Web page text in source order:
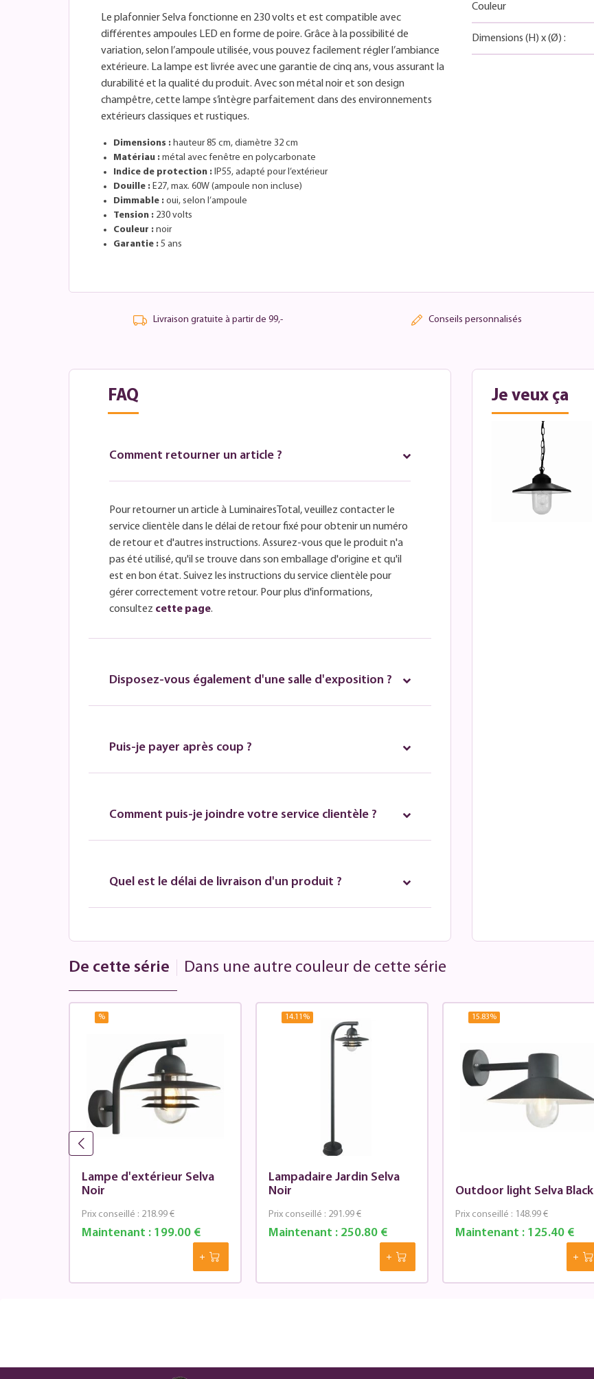
Le plafonnier Selva fonctionne en 230 volts et est compatible avec
différentes ampoules LED en forme de poire. Grâce à la possibilité de
variation, selon l’ampoule utilisée, vous pouvez facilement régler l’ambiance
extérieure. La lampe est livrée avec une garantie de cinq ans, vous assurant la
durabilité et la qualité du produit. Avec son métal noir et son design
champêtre, cette lampe s’intègre parfaitement dans des environnements
extérieurs classiques et rustiques.
Dimensions : hauteur 85 cm, diamètre 32 cm
Matériau : métal avec fenêtre en polycarbonate
Indice de protection : IP55, adapté pour l’extérieur
Douille : E27, max. 60W (ampoule non incluse)
Dimmable : oui, selon l’ampoule
Tension : 230 volts
Couleur : noir
Garantie : 5 ans
Couleur
Dimensions (H) x(Ø) :
Livraison gratuite à partir de 99,- Conseils personnalisés
FAQ
Comment retourner un article ?
Pour retourner un article à LuminairesTotal, veuillez contacter le
service clientèle dans le délai de retour fixé pour obtenir un numéro
de retour et d'autres instructions. Assurez-vous que le produit n'a
pas été utilisé, qu'il se trouve dans son emballage d'origine et qu'il
est en bon état. Suivez les instructions du service clientèle pour
gérer correctement votre retour. Pour plus d'informations,
consultez cette page.
Disposez-vous également d'une salle d'exposition ?
Puis-je payer après coup ?
Comment puis-je joindre votre service clientèle ?
Quel est le délai de livraison d'un produit ?
Je veux ça
De cette série Dans une autre couleur de cette série
%
Lampe d'extérieur Selva
Noir
Maintenant : 199.00 €
Prix conseillé : 218.99 €
14.11 %
Lampadaire Jardin Selva
Noir
Maintenant : 250.80 €
Prix conseillé : 291.99 €
15.83%
Outdoor light Selva Black
Maintenant : 125.40 €
Prix conseillé : 148.99 €